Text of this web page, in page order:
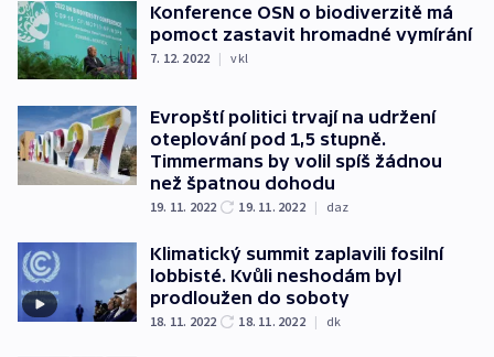
Konference OSN o biodiverzitě má
pomoct zastavit hromadné vymírání
7. 12. 2022 | vkl
Evropští politici trvají na udržení
oteplování pod 1,5 stupně.
Timmermans by volil spíš žádnou
než špatnou dohodu
19. 11. 2022 19. 11. 2022 | daz
Klimatický summit zaplavili fosilní
lobbisté. Kvůli neshodám byl
prodloužen do soboty
18. 11. 2022 18. 11. 2022 | dk